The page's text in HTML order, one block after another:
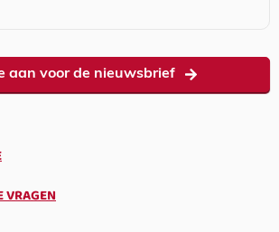
aan voor de nieuwsbrief
VRAGEN